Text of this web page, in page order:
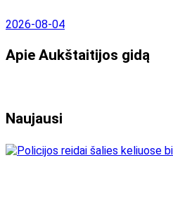
2026-08-04
Apie Aukštaitijos gidą
Naujausi